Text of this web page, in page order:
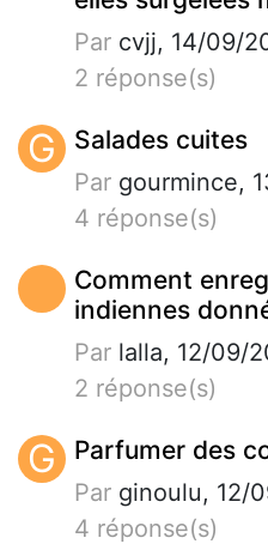
Par cvjj, 14/09/
2 réponse(s)
G Salades cuites
Par gourmince,
4 réponse(s)
Comment
indiennes
Par lalla, 12/09/
2 réponse(s)
G Parfumer des
Par ginoulu, 12/
4 réponse(s)